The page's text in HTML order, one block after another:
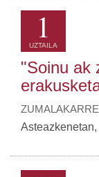
1
UZTAILA
"Soinu ak